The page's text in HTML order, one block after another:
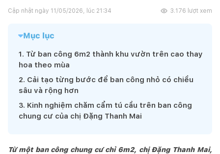
Cập nhật ngày 11/05/2026, lúc 21:34 3.176 lượt xem
Mục lục
1. Từ ban công 6m2 thành khu vườn trên cao thay
hoa theo mùa
2. Cải tạo từng bước để ban công nhỏ có chiều
sâu và rộng hơn
3. Kinh nghiệm chăm cẩm tú cầu trên ban công
chung cư của chị Đặng Thanh Mai
Từ một ban công chung cư chỉ 6m2, chị Đặng Thanh Mai,